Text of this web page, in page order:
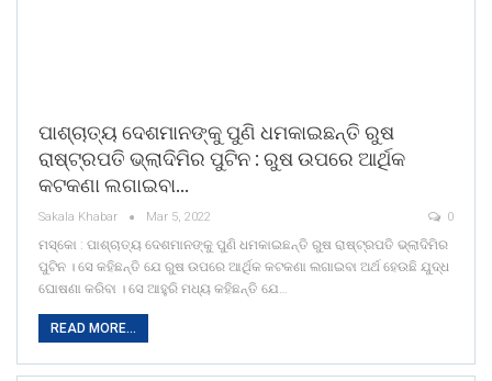
ପାଶ୍ଚାତ୍ୟ ଦେଶମାନଙ୍କୁ ପୁଣି ଧମକାଇଛନ୍ତି ରୁଷ
ରାଷ୍ଟ୍ରପତି ଭ୍ଲାଦିମିର ପୁଟିନ : ରୁଷ ଉପରେ ଆର୍ଥିକ
କଟକଣା ଲଗାଇବା…
Sakala Khabar Mar 5, 2022 0
ମସ୍କୋ : ପାଶ୍ଚାତ୍ୟ ଦେଶମାନଙ୍କୁ ପୁଣି ଧମକାଇଛନ୍ତି ରୁଷ ରାଷ୍ଟ୍ରପତି ଭ୍ଲାଦିମିର
ପୁଟିନ । ସେ କହିଛନ୍ତି ଯେ ରୁଷ ଉପରେ ଆର୍ଥିକ କଟକଣା ଲଗାଇବା ଅର୍ଥ ହେଉଛି ଯୁଦ୍ଧ
ଘୋଷଣା କରିବା । ସେ ଆହୁରି ମଧ୍ୟ କହିଛନ୍ତି ଯେ…
READ MORE...